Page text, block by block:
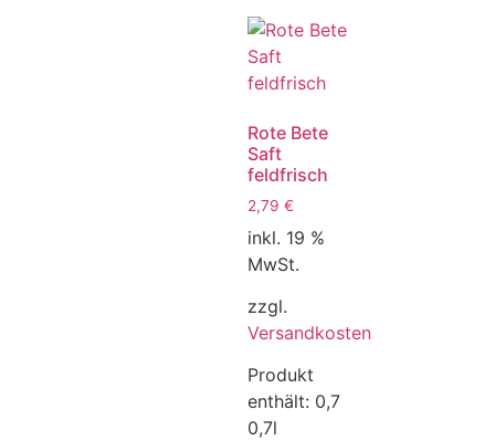
Rote Bete
Saft
feldfrisch
2,79 €
inkl. 19 %
MwSt.
zzgl.
Versandkosten
Produkt
enthält: 0,7
0,7l